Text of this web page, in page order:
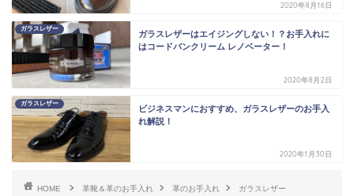
2020年8月16日
ガラスレザー
ガラスレザーはエイジングしない！？お手入れに
はコードバンクリーム レノベーター！
2020年8月2日
ガラスレザー
ビジネスマンにおすすめ、ガラスレザーのお手入
れ解説！
2020年1月30日
HOME 革靴＆革のお手入れ 革のお手入れ ガラスレザー